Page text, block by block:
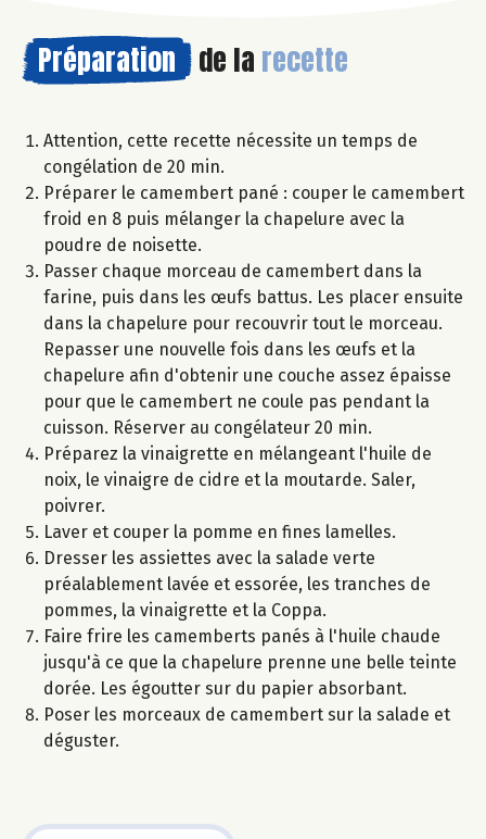
Préparation de la recette
Attention, cette recette nécessite un temps de
congélation de 20 min.
Préparer le camembert pané : couper le camembert
froid en 8 puis mélanger la chapelure avec la
poudre de noisette.
Passer chaque morceau de camembert dans la
farine, puis dans les œufs battus. Les placer ensuite
dans la chapelure pour recouvrir tout le morceau.
Repasser une nouvelle fois dans les œufs et la
chapelure afin d'obtenir une couche assez épaisse
pour que le camembert ne coule pas pendant la
cuisson. Réserver au congélateur 20 min.
Préparez la vinaigrette en mélangeant l'huile de
noix, le vinaigre de cidre et la moutarde. Saler,
poivrer.
Laver et couper la pomme en fines lamelles.
Dresser les assiettes avec la salade verte
préalablement lavée et essorée, les tranches de
pommes, la vinaigrette et la Coppa.
Faire frire les camemberts panés à l'huile chaude
jusqu'à ce que la chapelure prenne une belle teinte
dorée. Les égoutter sur du papier absorbant.
Poser les morceaux de camembert sur la salade et
déguster.